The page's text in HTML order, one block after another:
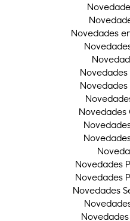
Novedades
Novedades
Novedades
Novedades